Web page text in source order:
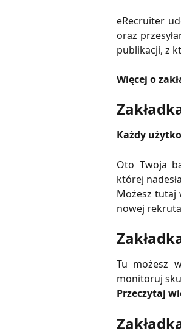
eRecruiter
oraz
publikacji, z
Więcej o
Każdy
Oto Twoja
której
Możesz tutaj
nowej
Tu możesz
monitoruj
Przeczytaj